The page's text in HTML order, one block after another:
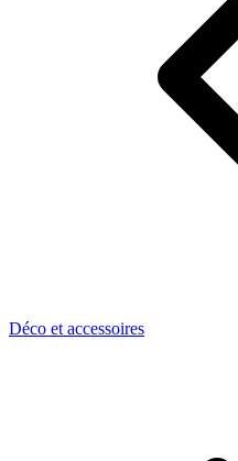
Déco et accessoires